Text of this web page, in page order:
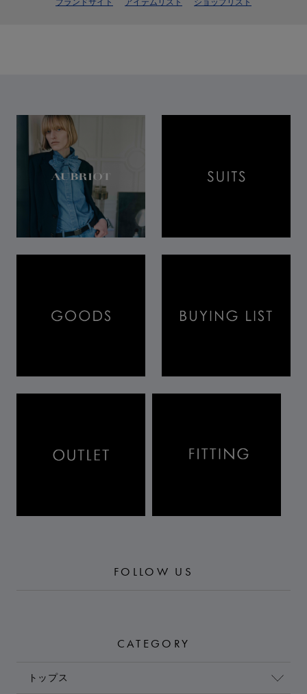
ブランドサイト アイテムリスト ショップリスト
FOLLOW US
CATEGORY
トップス